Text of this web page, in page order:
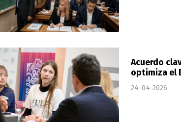
Acuerdo
optimiza el
24-04-2026